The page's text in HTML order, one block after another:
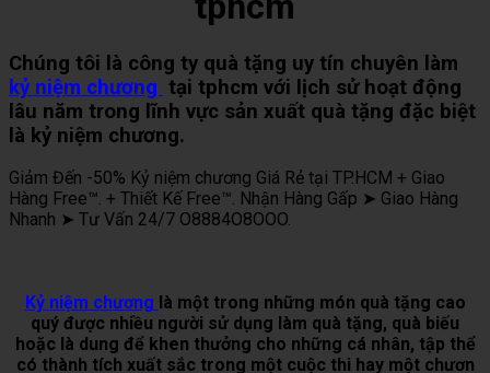
Chúng tôi là công ty quà tặng uy tín chuyên làm
kỷ niệm chương tại tphcm với lịch sử hoạt động
lâu năm trong lĩnh vực sản xuất quà tặng đặc biệt
là kỷ niệm chương.
Giảm Đến -50% Kỷ niệm chương Giá Rẻ tại TP.HCM + Giao
Hàng Free™. + Thiết Kế Free™. Nhận Hàng Gấp ➤ Giao Hàng
Nhanh ➤ Tư Vấn 24/7 O8884O8OOO.
Kỷ niệm chương là một trong những món quà tặng cao
quý được nhiều người sử dụng làm quà tặng, quà biếu
hoặc là dung để khen thưởng cho những cá nhân, tập thể
có thành tích xuất sắc trong một cuộc thi hay một chươn